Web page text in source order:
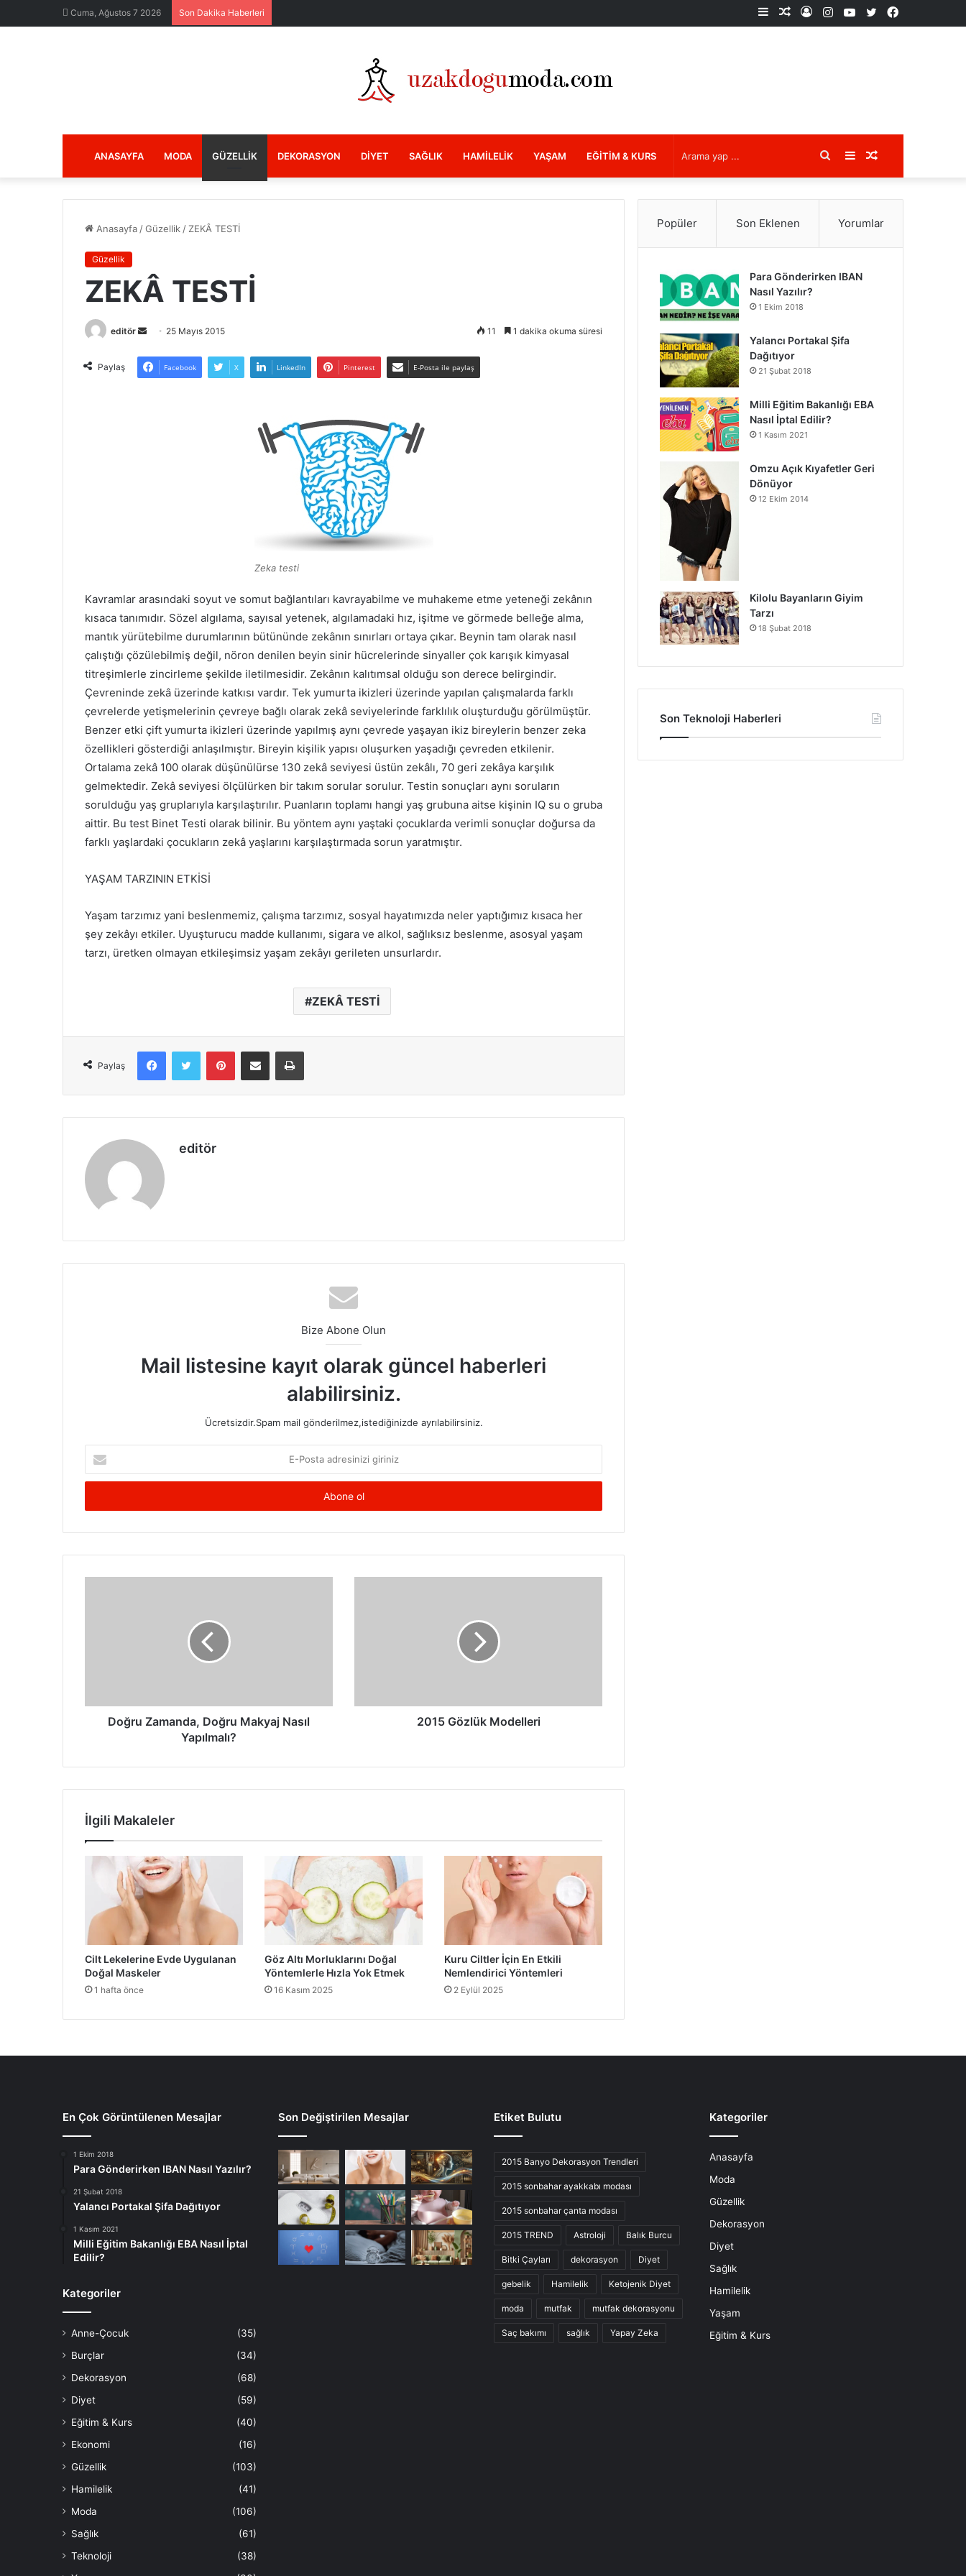
Cuma, Ağustos 7 2026 Son Dakika Haberleri Facebook
X
YouTube
Instagram
Kayıt
Rastgele
Kenar
ANASAYFA MODA GÜZELLIK DEKORASYON DIYET SAĞLIK HAMILELIK YAŞAM EĞITIM & KURS Rastgele
Makale
Kenar
Bölmesi
Arama
yap
Anasayfa /Güzellik / ZEKÂ TESTİ
Güzellik
ZEKÂ TESTİ
editör
Bir
posta
25 Mayıs 2015 11 1 dakika okuma süresi
Paylaş Facebook X LinkedIn Pinterest E-Posta ile paylaş
Zeka testi
Kavramlar arasındaki soyut ve somut bağlantıları kavrayabilme ve muhakeme etme yeteneği zekânın
kısaca tanımıdır. Sözel algılama, sayısal yetenek, algılamadaki hız, işitme ve görmede belleğe alma,
mantık yürütebilme durumlarının bütününde zekânın sınırları ortaya çıkar. Beynin tam olarak nasıl
çalıştığı çözülebilmiş değil, nöron denilen beyin sinir hücrelerinde sinyaller çok karışık kimyasal
titreşimlerle zincirleme şekilde iletilmesidir. Zekânın kalıtımsal olduğu son derece belirgindir.
Çevreninde zekâ üzerinde katkısı vardır. Tek yumurta ikizleri üzerinde yapılan çalışmalarda farklı
çevrelerde yetişmelerinin çevreye bağlı olarak zekâ seviyelerinde farklılık oluşturduğu görülmüştür.
Benzer etki çift yumurta ikizleri üzerinde yapılmış aynı çevrede yaşayan ikiz bireylerin benzer zeka
özellikleri gösterdiği anlaşılmıştır. Bireyin kişilik yapısı oluşurken yaşadığı çevreden etkilenir.
Ortalama zekâ 100 olarak düşünülürse 130 zekâ seviyesi üstün zekâlı, 70 geri zekâya karşılık
gelmektedir. Zekâ seviyesi ölçülürken bir takım sorular sorulur. Testin sonuçları aynı soruların
sorulduğu yaş gruplarıyla karşılaştırılır. Puanların toplamı hangi yaş grubuna aitse kişinin IQ su o gruba
aittir. Bu test Binet Testi olarak bilinir. Bu yöntem aynı yaştaki çocuklarda verimli sonuçlar doğursa da
farklı yaşlardaki çocukların zekâ yaşlarını karşılaştırmada sorun yaratmıştır.
YAŞAM TARZININ ETKİSİ
Yaşam tarzımız yani beslenmemiz, çalışma tarzımız, sosyal hayatımızda neler yaptığımız kısaca her
şey zekâyı etkiler. Uyuşturucu madde kullanımı, sigara ve alkol, sağlıksız beslenme, asosyal yaşam
tarzı, üretken olmayan etkileşimsiz yaşam zekâyı gerileten unsurlardır.
ZEKÂ TESTİ
Paylaş
Facebook
X PinterestE-Posta ile paylaş Yazdır
editör
Bize Abone Olun
Mail listesine kayıt olarak güncel haberleri
alabilirsiniz.
Ücretsizdir.Spam mail gönderilmez,istediğinizde ayrılabilirsiniz.
Posta
adresinizi
Doğru Zamanda, Doğru Makyaj Nasıl
Yapılmalı?
2015 Gözlük Modelleri
İlgili Makaleler
Cilt Lekelerine Evde Uygulanan
Doğal Maskeler
1 hafta önce
Göz Altı Morluklarını Doğal
Yöntemlerle Hızla Yok Etmek
16 Kasım 2025
Kuru Ciltler İçin En Etkili
Nemlendirici Yöntemleri
2 Eylül 2025
Popüler Son Eklenen Yorumlar
Para Gönderirken IBAN
Nasıl Yazılır?
1 Ekim 2018
Yalancı Portakal Şifa
Dağıtıyor
21 Şubat 2018
Milli Eğitim Bakanlığı EBA
Nasıl İptal Edilir?
1 Kasım 2021
Omzu Açık Kıyafetler Geri
Dönüyor
12 Ekim 2014
Kilolu Bayanların Giyim
Tarzı
18 Şubat 2018
Son Teknoloji Haberleri
En Çok Görüntülenen Mesajlar
1 Ekim 2018
Para Gönderirken IBAN Nasıl Yazılır?
21 Şubat 2018
Yalancı Portakal Şifa Dağıtıyor
1 Kasım 2021
Milli Eğitim Bakanlığı EBA Nasıl İptal
Edilir?
Kategoriler
Anne-Çocuk
(35)
Burçlar
(34)
Dekorasyon
(68)
Diyet
(59)
Eğitim & Kurs
(40)
Ekonomi
(16)
Güzellik
(103)
Hamilelik
(41)
Moda
(106)
Sağlık
(61)
Teknoloji
(38)
Son Değiştirilen Mesajlar Etiket Bulutu
2015 Banyo Dekorasyon Trendleri
2015 sonbahar ayakkabı modası
2015 sonbahar çanta modası
2015 TREND Astroloji Balık Burcu
Bitki Çayları dekorasyon Diyet
gebelik Hamilelik Ketojenik Diyet
moda mutfak mutfak dekorasyonu
Saç bakımı sağlık Yapay Zeka
Kategoriler
Anasayfa
Moda
Güzellik
Dekorasyon
Diyet
Sağlık
Hamilelik
Yaşam
Eğitim & Kurs